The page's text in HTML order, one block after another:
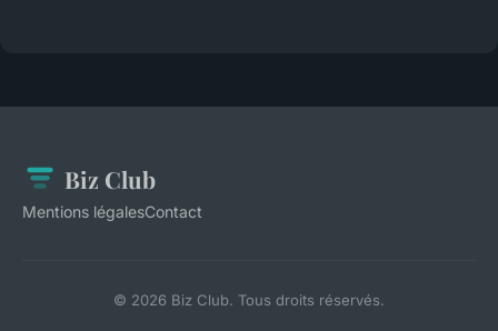
Biz Club
Mentions légalesContact
© 2026 Biz Club. Tous droits réservés.